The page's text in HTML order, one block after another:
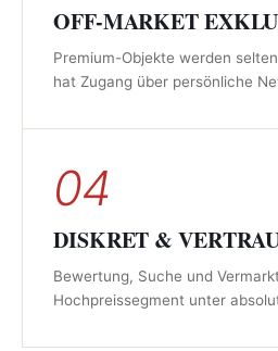
OFF-MARKET
Premium-Objekte werden
hat Zugang über persönliche
04
DISKRET &
Bewertung, Suche und
Hochpreissegment unter